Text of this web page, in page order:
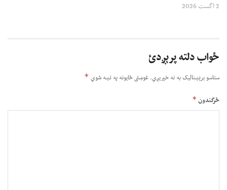
2 اگست 2026
ځواب دلته پرېږدئ
ستاسو برېښناليک به نه خپريږي.غوښتى ځایونه په نښه شوي *
څرگندون*